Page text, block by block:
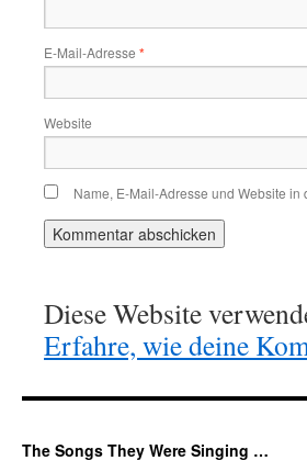
E-Mail-Adresse *
Website
Name, E-Mail-Adresse und Website
Diese Website
Erfahre, wie deine
The Songs They Were Singing …